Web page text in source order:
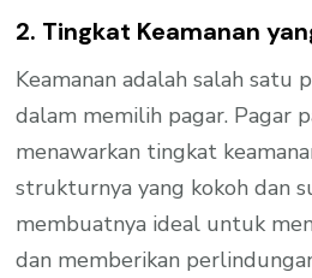
2. Tingkat Keamanan
Keamanan adalah salah satu
dalam memilih pagar. Pagar
menawarkan tingkat
strukturnya yang kokoh dan
membuatnya ideal untuk
dan memberikan